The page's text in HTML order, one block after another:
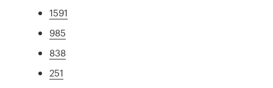
1591
985
838
251